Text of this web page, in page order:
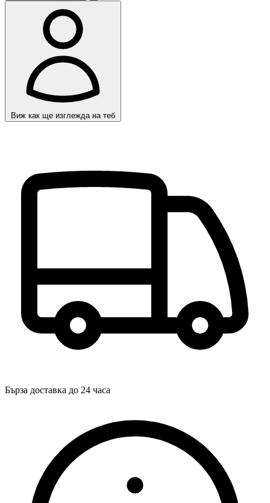
Виж как ще изглежда на теб
Бърза доставка до 24 часа